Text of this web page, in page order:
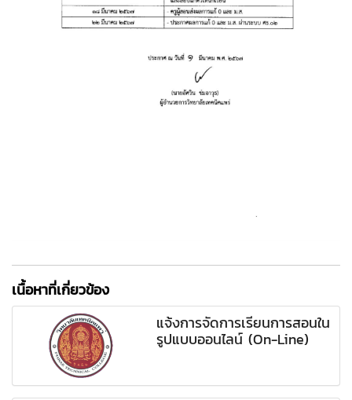
เนื้อหาที่เกี่ยวข้อง
แจ้งการจัดการเรียนการสอนใน
รูปแบบออนไลน์ (On-Line)